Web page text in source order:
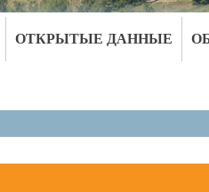
ОТКРЫТЫЕ ДАННЫЕ